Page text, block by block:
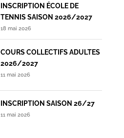
INSCRIPTION ÉCOLE DE
TENNIS SAISON 2026/2027
18 mai 2026
COURS COLLECTIFS ADULTES
2026/2027
11 mai 2026
INSCRIPTION SAISON 26/27
11 mai 2026